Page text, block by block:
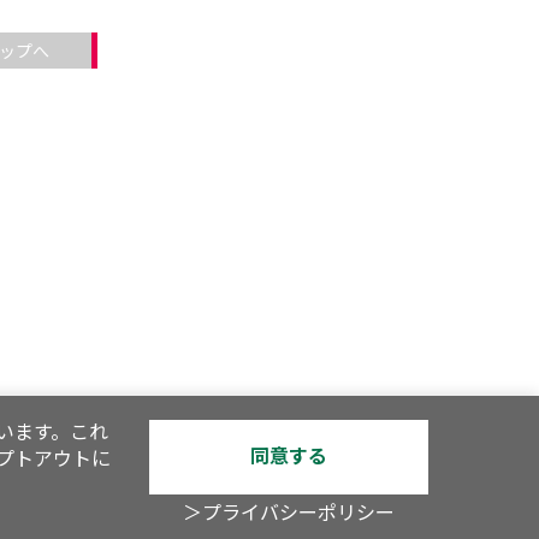
プへ
ます。これ
トアウトに
同意する
＞プライバシーポリシー